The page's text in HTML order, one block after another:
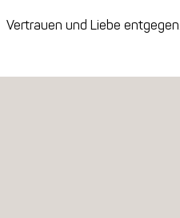
und Liebe